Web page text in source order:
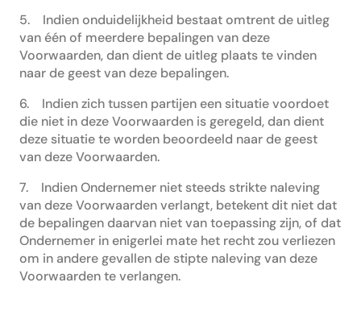
5. Indien onduidelijkheid bestaat omtrent de uitleg
van één of meerdere bepalingen van deze
Voorwaarden, dan dient de uitleg plaats te vinden
naar de geest van deze bepalingen.
6. Indien zich tussen partijen een situatie voordoet
die niet in deze Voorwaarden is geregeld, dan dient
deze situatie te worden beoordeeld naar de geest
van deze Voorwaarden.
7. Indien Ondernemer niet steeds strikte naleving
van deze Voorwaarden verlangt, betekent dit niet dat
de bepalingen daarvan niet van toepassing zijn, of dat
Ondernemer in enigerlei mate het recht zou verliezen
om in andere gevallen de stipte naleving van deze
Voorwaarden te verlangen.